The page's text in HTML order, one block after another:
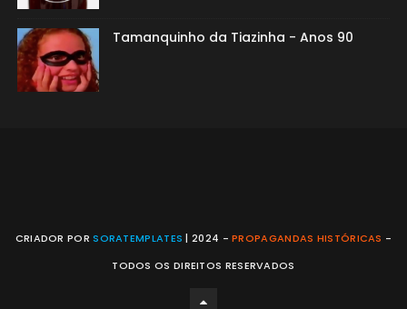
Tamanquinho da Tiazinha - Anos 90
CRIADOR PORSORATEMPLATES | 2024 -PROPAGANDAS HISTÓRICAS -
TODOS OS DIREITOS RESERVADOS